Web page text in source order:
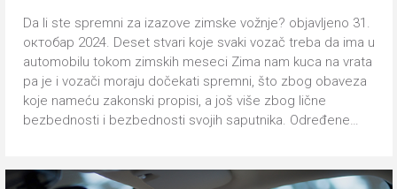
Da li ste spremni za izazove zimske vožnje? objavljeno 31.
октобар 2024. Deset stvari koje svaki vozač treba da ima u
automobilu tokom zimskih meseci Zima nam kuca na vrata
pa je i vozači moraju dočekati spremni, što zbog obaveza
koje nameću zakonski propisi, a još više zbog lične
bezbednosti i bezbednosti svojih saputnika. Određene…